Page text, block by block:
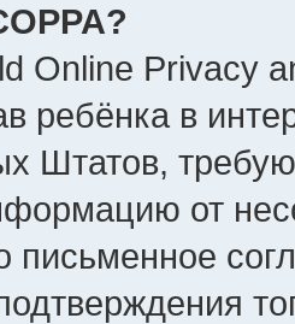
Online Privacy
ребёнка в
Штатов,
от
письменное